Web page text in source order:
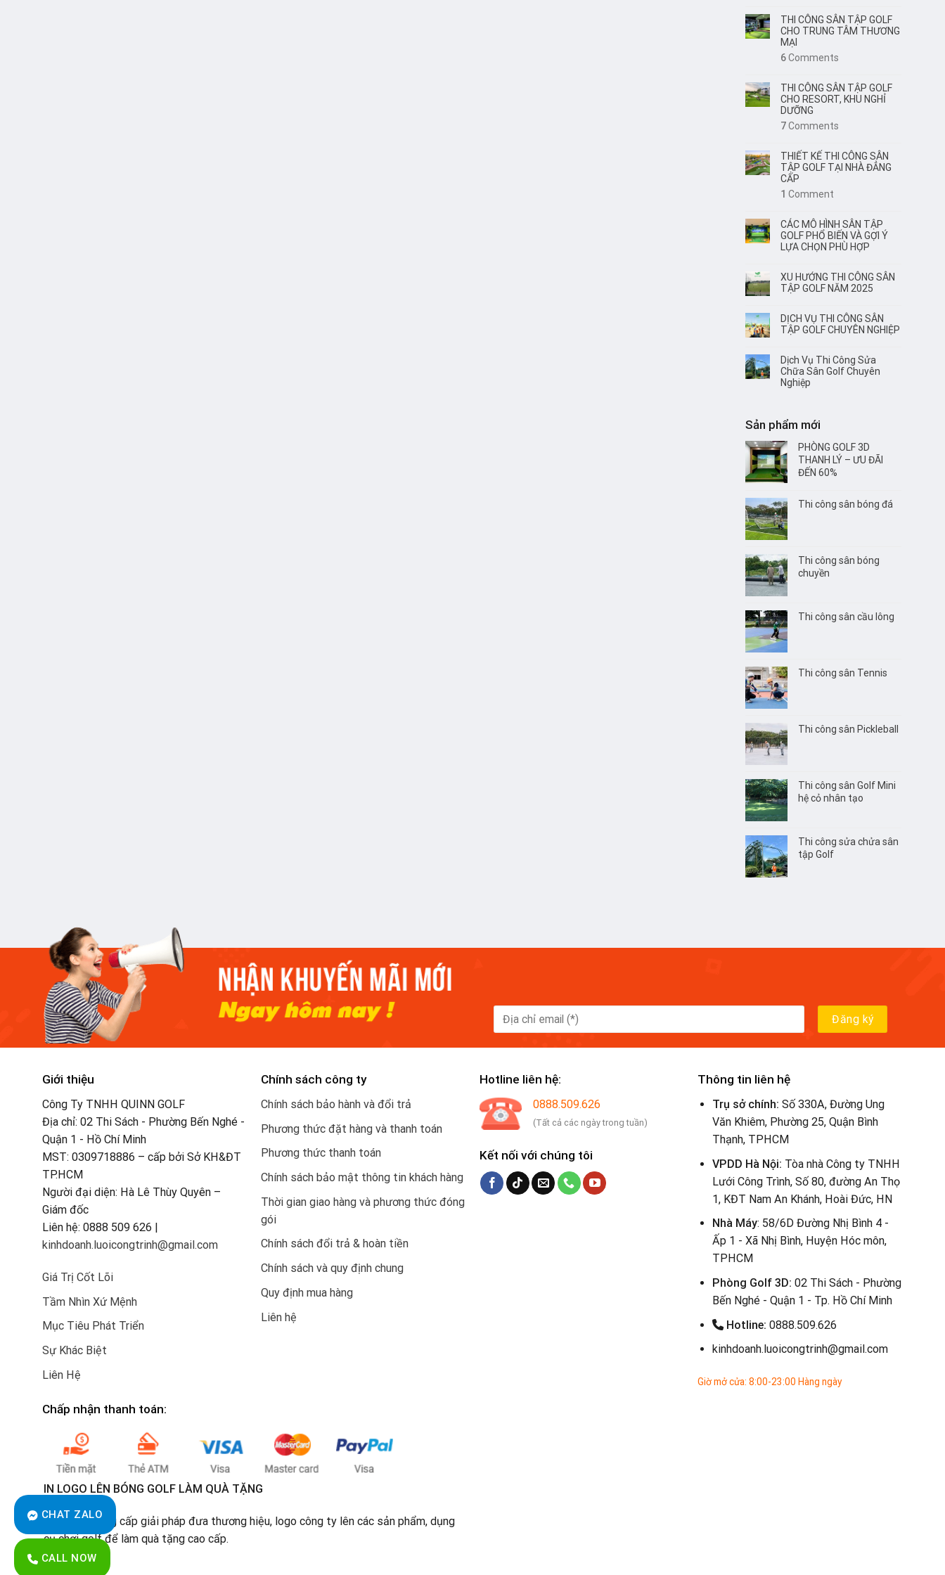
THI CÔNG SÂN TẬP GOLF
CHO TRUNG TÂM THƯƠNG
MẠI
6Comments
THI CÔNG SÂN TẬP GOLF
CHO RESORT, KHU NGHỈ
DƯỠNG
7Comments
THIẾT KẾ THI CÔNG SÂN
TẬP GOLF TẠI NHÀ ĐẲNG
CẤP
1 Comment
CÁC MÔ HÌNH SÂN TẬP
GOLF PHỔ BIẾN VÀ GỢI Ý
LỰA CHỌN PHÙ HỢP
XU HƯỚNG THI CÔNG SÂN
TẬP GOLF NĂM 2025
DỊCH VỤ THI CÔNG SÂN
TẬP GOLF CHUYÊN NGHIỆP
Dịch Vụ Thi Công Sửa
Chữa Sân Golf Chuyên
Nghiệp
Sản phẩm mới
PHÒNG GOLF 3D
THANH LÝ – ƯU ĐÃI
ĐẾN 60%
Thi công sân bóng đá
Thi công sân bóng
chuyền
Thi công sân cầu lông
Thi công sân Tennis
Thi công sân Pickleball
Thi công sân Golf Mini
hệ cỏ nhân tạo
Thi công sửa chửa sân
tập Golf
Giới thiệu
Công Ty TNHH QUINN GOLF
Địa chỉ: 02 Thi Sách - Phường Bến Nghé -
Quận 1 - Hồ Chí Minh
MST: 0309718886 – cấp bởi Sở KH&ĐT
TP.HCM
Người đại diện: Hà Lê Thùy Quyên –
Giám đốc
Liên hệ: 0888 509 626 |
kinhdoanh.luoicongtrinh@gmail.com
Giá Trị Cốt Lõi
Tầm Nhìn Xứ Mệnh
Mục Tiêu Phát Triển
Sự Khác Biệt
Liên Hệ
Chính sách công ty
Chính sách bảo hành và đổi trả
Phương thức đặt hàng và thanh toán
Phương thức thanh toán
Chính sách bảo mật thông tin khách hàng
Thời gian giao hàng và phương thức đóng
gói
Chính sách đổi trả & hoàn tiền
Chính sách và quy định chung
Quy định mua hàng
Liên hệ
Chấp nhận thanh toán:
Hotline liên hệ:
0888.509.626
(Tất cả các ngày trong tuần)
Kết nối với chúng tôi
Thông tin liên hệ
Trụ sở chính: Số 330A, Đường Ung
Văn Khiêm, Phường 25, Quận Bình
Thạnh, TPHCM
VPDD Hà Nội: Tòa nhà Công ty TNHH
Lưới Công Trình, Số 80, đường An Thọ
1, KĐT Nam An Khánh, Hoài Đức, HN
Nhà Máy: 58/6D Đường Nhị Bình 4 -
Ấp 1 - Xã Nhị Bình, Huyện Hóc môn,
TPHCM
Phòng Golf 3D:02 Thi Sách - Phường
Bến Nghé - Quận 1 - Tp. Hồ Chí Minh
Hotline: 0888.509.626
kinhdoanh.luoicongtrinh@gmail.com
Giờ mở cửa: 8:00-23:00 Hàng ngày
IN LOGO LÊN BÓNG GOLF LÀM QUÀ TẶNG
Chúng tôi cung cấp giải pháp đưa thương hiệu, logo công ty lên các sản phẩm, dụng
cụ chơi golf để làm quà tặng cao cấp.
CHAT ZALO
CALL NOW